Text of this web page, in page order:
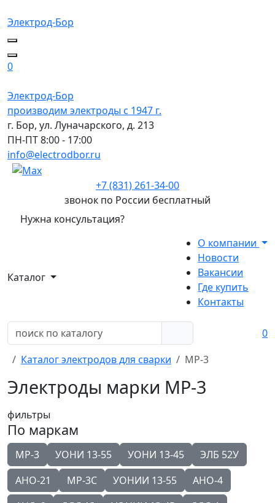
Электрод-Бор
0
Электрод-Бор
производим электроды с 1947 г.
г. Бор, ул. Луначарского, д. 213
ПН-ПТ 8:00 - 17:00
info@electrodbor.ru
+7 (831) 261-34-00
звонок по России бесплатный
Нужна консультация?
Каталог
О компании
Новости
Вакансии
Где купить
Контакты
0
Каталог электродов для сварки
МР-3
Электроды марки МР-3
фильтры
По маркам
МР-3 УОНИ 13-55 УОНИ 13-45
ЭЛБ 52У
АНО-21
МР-3С УОНИИ 13-55
АНО-4